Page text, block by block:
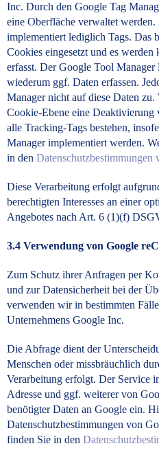
Inc. Durch den Google Tag
eine Oberfläche verwaltet
implementiert lediglich Tags. Das
Cookies eingesetzt und es werden
erfasst. Der Google Tool Manager
wiederum ggf. Daten erfassen.
Manager nicht auf diese Daten
Cookie-Ebene eine Deaktivierung
alle Tracking-Tags bestehen,
Manager implementiert werden.
in den Datenschutzbestimmungen
Diese Verarbeitung erfolgt
berechtigten Interesses an einer
Angebotes nach Art. 6 (1)(f)
3.4 Verwendung von Google
Zum Schutz ihrer Anfragen per
und zur Datensicherheit bei der
verwenden wir in bestimmten
Unternehmens Google Inc.
Die Abfrage dient der
Menschen oder missbräuchlich
Verarbeitung erfolgt. Der Service
Adresse und ggf. weiterer von
benötigter Daten an Google ein.
Datenschutzbestimmungen von
finden Sie in den